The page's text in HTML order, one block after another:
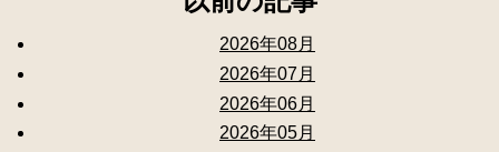
2026年08月
2026年07月
2026年06月
2026年05月